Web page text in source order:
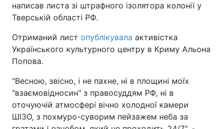
написав листа зі штрафного ізолятора колонії у
Тверській області РФ.
Отриманий лист опублікувала активістка
Українського культурного центру в Криму Альона
Попова.
"Весною, звісно, і не пахне, ні в площині моїх
"взаємовідносин" з правосуддям РФ, ні в
оточуючій атмосфері вічно холодної камери
ШІЗО, з похмуро-суворим пейзажем неба за